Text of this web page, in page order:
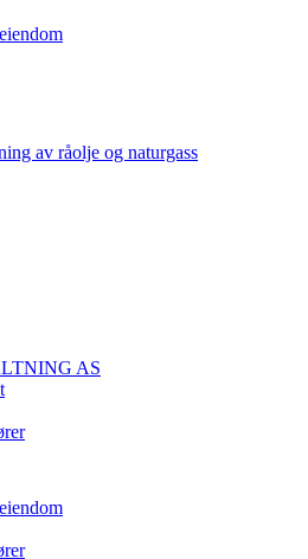
av råolje og naturgass
AS